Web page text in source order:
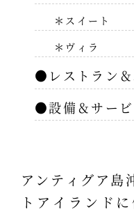
＊スイート
＊ヴィラ
●レストラン＆
●設備＆サービ
アンティグア島
トアイランド